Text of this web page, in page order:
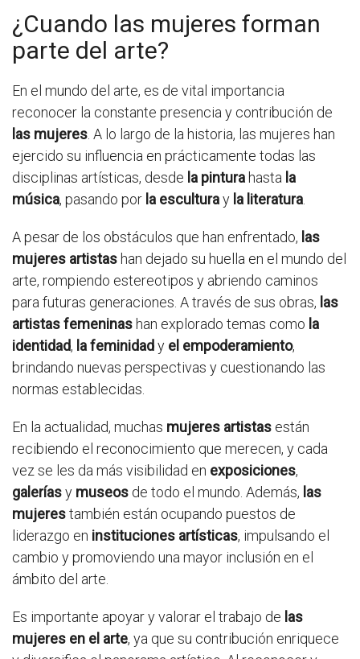
¿Cuando las mujeres forman
parte del arte?
En el mundo del arte, es de vital importancia
reconocer la constante presencia y contribución de
las mujeres . A lo largo de la historia, las mujeres han
ejercido su influencia en prácticamente todas las
disciplinas artísticas, desde la pintura hasta la
música, pasando por la esculturay la literatura
A pesar de los obstáculos que han enfrentado, las
mujeres artistas han dejado su huella en el mundo del
arte, rompiendo estereotipos y abriendo caminos
para futuras generaciones. A través de sus obras, las
artistas femeninas han explorado temas como la
identidad, la feminidady el empoderamiento,
brindando nuevas perspectivas y cuestionando las
normas establecidas.
En la actualidad, muchas mujeres artistas están
recibiendo el reconocimiento que merecen, y cada
vez se les da más visibilidad en exposiciones,
galeríasy museos de todo el mundo. Además, las
mujerestambién están ocupando puestos de
liderazgo en instituciones artísticas, impulsando el
cambio y promoviendo una mayor inclusión en el
ámbito del arte.
Es importante apoyar y valorar el trabajo de las
mujeres en el arte, ya que su contribución enriquece